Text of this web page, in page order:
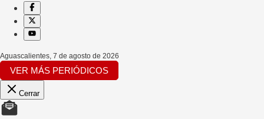
Aguascalientes, 7 de agosto de 2026
VER MÁS PERIÓDICOS
Cerrar